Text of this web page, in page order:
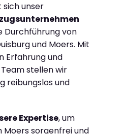
sich unser
Durchführung von
und Moers. Mit
Erfahrung und
stellen wir
reibungslos und
Expertise, um
Moers sorgenfrei und